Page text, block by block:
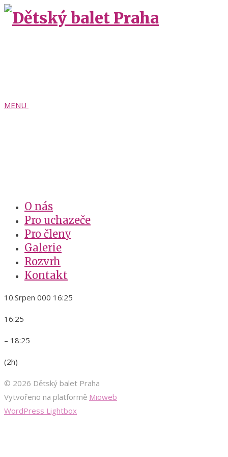
MENU
O nás
Pro uchazeče
Pro členy
Galerie
Rozvrh
Kontakt
10.Srpen 000 16:25
16:25
– 18:25
(2h)
© 2026 Dětský balet Praha
Vytvořeno na platformě Mioweb
WordPress Lightbox